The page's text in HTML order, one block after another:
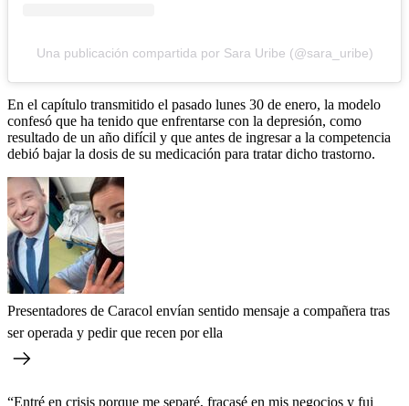
Una publicación compartida por Sara Uribe (@sara_uribe)
En el capítulo transmitido el pasado lunes 30 de enero, la modelo
confesó que ha tenido que enfrentarse con la depresión, como
resultado de un año difícil y que antes de ingresar a la competencia
debió bajar la dosis de su medicación para tratar dicho trastorno.
Presentadores de Caracol envían sentido mensaje a compañera tras
ser operada y pedir que recen por ella
“Entré en crisis porque me separé, fracasé en mis negocios y fui